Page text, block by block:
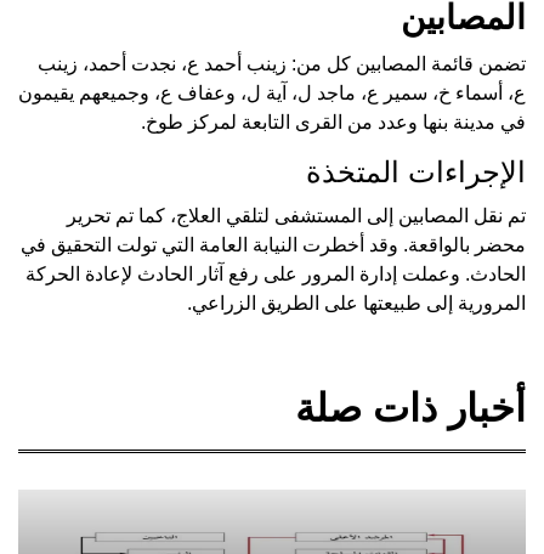
المصابين
تضمن قائمة المصابين كل من: زينب أحمد ع، نجدت أحمد، زينب
ع، أسماء خ، سمير ع، ماجد ل، آية ل، وعفاف ع، وجميعهم يقيمون
في مدينة بنها وعدد من القرى التابعة لمركز طوخ.
الإجراءات المتخذة
تم نقل المصابين إلى المستشفى لتلقي العلاج، كما تم تحرير
محضر بالواقعة. وقد أخطرت النيابة العامة التي تولت التحقيق في
الحادث. وعملت إدارة المرور على رفع آثار الحادث لإعادة الحركة
المرورية إلى طبيعتها على الطريق الزراعي.
أخبار ذات صلة